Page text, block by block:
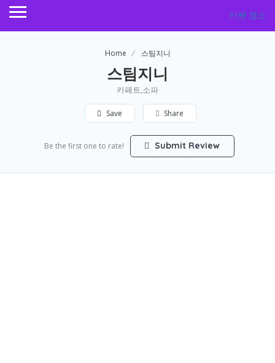
카펫 청소
Home 스팀지니
스팀지니
카페트,소파
Save Share
Be the first one to rate! Submit Review